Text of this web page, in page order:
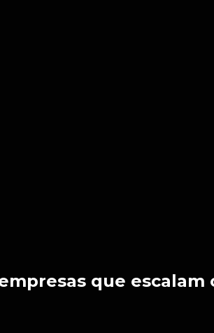
que escalam